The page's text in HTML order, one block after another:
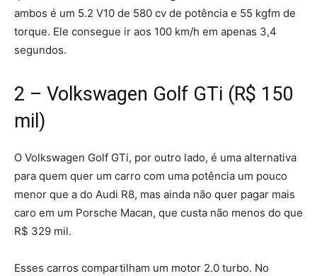
ambos é um 5.2 V10 de 580 cv de potência e 55 kgfm de
torque. Ele consegue ir aos 100 km/h em apenas 3,4
segundos.
2 – Volkswagen Golf GTi (R$ 150
mil)
O Volkswagen Golf GTi, por outro lado, é uma alternativa
para quem quer um carro com uma potência um pouco
menor que a do Audi R8, mas ainda não quer pagar mais
caro em um Porsche Macan, que custa não menos do que
R$ 329 mil.
Esses carros compartilham um motor 2.0 turbo. No